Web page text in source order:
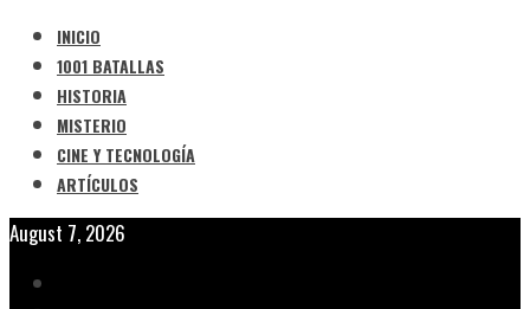
INICIO
1001 BATALLAS
HISTORIA
MISTERIO
CINE Y TECNOLOGÍA
ARTÍCULOS
August 7, 2026